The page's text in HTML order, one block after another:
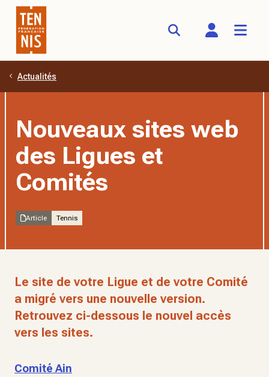
Aller au contenu principal
Actualités
Nouveaux sites web
des Ligues et
Comités
Article Tennis
Le site de votre Ligue et de votre Comité
a migré vers une nouvelle version.
Retrouvez ci-dessous le nouvel accès
vers les sites.
Comité Ain